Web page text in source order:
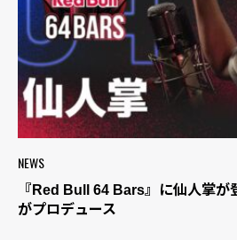
NEWS
『Red Bull 64 Bars』に仙人掌
がプロデュース